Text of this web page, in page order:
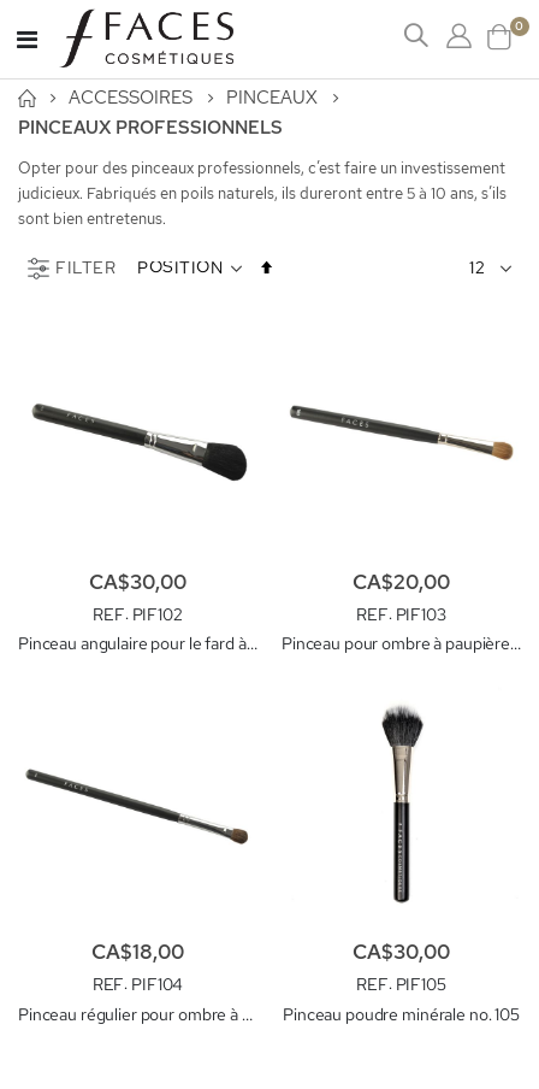
Cart
0
Affichage
navigation
ACCESSOIRES
PINCEAUX
PINCEAUX PROFESSIONNELS
Opter pour des pinceaux professionnels, c’est faire un investissement
judicieux. Fabriqués en poils naturels, ils dureront entre 5 à 10 ans, s’ils
sont bien entretenus.
FILTER
Par
REF: PIF102
Pinceau angulaire pour le fard à joue no. 102
CA$30,00
REF: PIF103
Pinceau pour ombre à paupière de base no. 103
CA$20,00
REF: PIF104
Pinceau régulier pour ombre à paupière no. 104
CA$18,00
REF: PIF105
Pinceau poudre minérale no. 105
CA$30,00